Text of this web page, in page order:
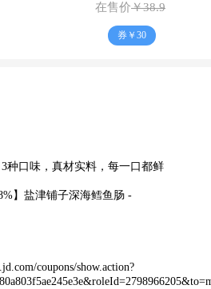
在售价￥38.9
券￥30
种口味，真材实料，每一口都鲜
】盐津铺子深海鳕鱼肠 -
coupons/show.action?